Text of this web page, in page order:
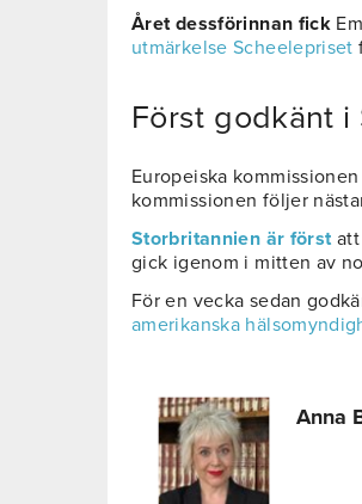
Året dessförinnan fick
utmärkelse Scheelepriset
Först godkänt
Europeiska
kommissionen följer
Storbritannien är förstatt
gick igenom i mitten av
För en vecka sedan
amerikanska
Anna